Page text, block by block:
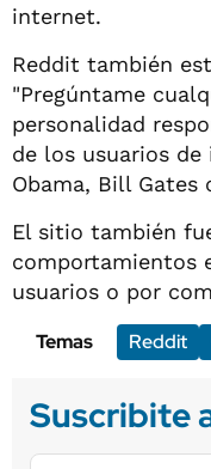
internet.
Reddit también
"Pregúntame
personalidad
de los usuarios
Obama, Bill Gates
El sitio también
comportamientos
usuarios o por
Temas
Reddit
Suscribite